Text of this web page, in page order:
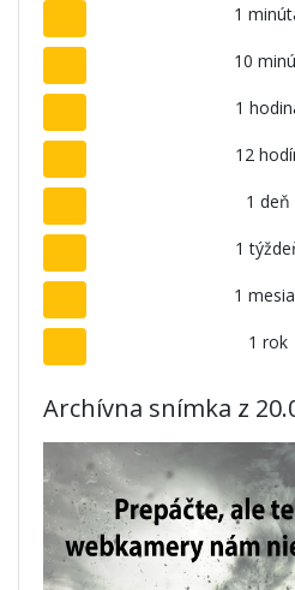
1
10
1
12
1 deň
1
1
1 rok
Archívna snímka z